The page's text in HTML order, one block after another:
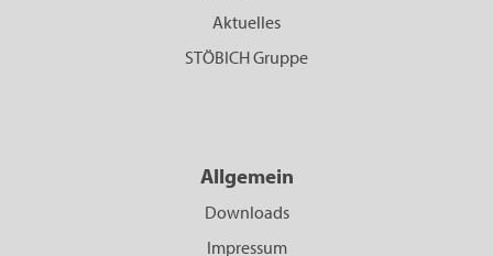
Aktuelles
STÖBICH Gruppe
Allgemein
Downloads
Impressum